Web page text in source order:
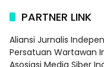
PARTNER LINK
Aliansi Jurnalis
Persatuan Wartawan
Asosiasi Media Siber